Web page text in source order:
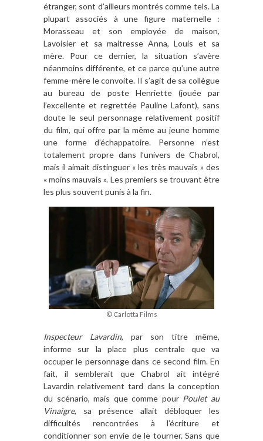
étranger, sont d’ailleurs montrés comme tels. La
plupart associés à une figure maternelle :
Morasseau et son employée de maison,
Lavoisier et sa maitresse Anna, Louis et sa
mère. Pour ce dernier, la situation s’avère
néanmoins différente, et ce parce qu’une autre
femme-mère le convoite. Il s’agit de sa collègue
au bureau de poste Henriette (jouée par
l’excellente et regrettée Pauline Lafont), sans
doute le seul personnage relativement positif
du film, qui offre par la même au jeune homme
une forme d’échappatoire. Personne n’est
totalement propre dans l’univers de Chabrol,
mais il aimait distinguer « les très mauvais » des
« moins mauvais ». Les premiers se trouvant être
les plus souvent punis à la fin.
© Carlotta Films
Inspecteur Lavardin, par son titre même,
informe sur la place plus centrale que va
occuper le personnage dans ce second film. En
fait, il semblerait que Chabrol ait intégré
Lavardin relativement tard dans la conception
du scénario, mais que comme pour Poulet au
Vinaigre, sa présence allait débloquer les
difficultés rencontrées à l’écriture et
conditionner son envie de le tourner. Sans que